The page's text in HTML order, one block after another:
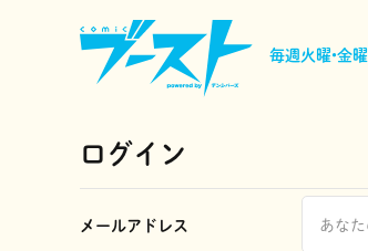
毎週火曜•金曜
ログイン
メールアドレス